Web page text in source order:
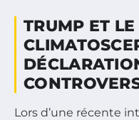
TRUMP ET LE
Lors d’une récente